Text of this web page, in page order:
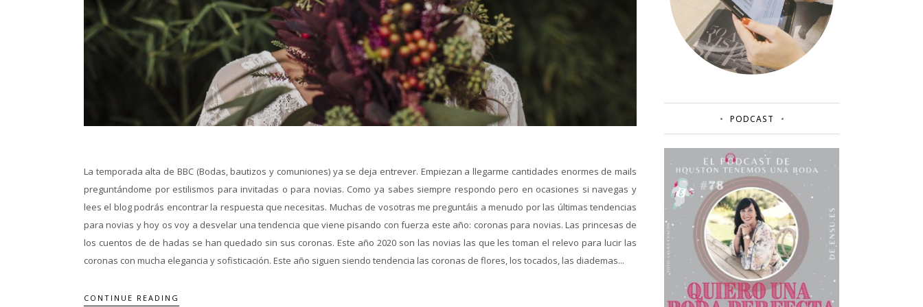
La temporada alta de BBC (Bodas, bautizos y comuniones) ya se deja entrever. Empiezan a llegarme cantidades enormes de mails
preguntándome por estilismos para invitadas o para novias. Como ya sabes siempre respondo pero en ocasiones si navegas y
lees el blog podrás encontrar la respuesta que necesitas. Muchas de vosotras me preguntáis a menudo por las últimas tendencias
para novias y hoy os voy a desvelar una tendencia que viene pisando con fuerza este año: coronas para novias. Las princesas de
los cuentos de de hadas se han quedado sin sus coronas. Este año 2020 son las novias las que les toman el relevo para lucir las
coronas con mucha elegancia y sofisticación. Este año siguen siendo tendencia las coronas de flores, los tocados, las diademas...
CONTINUE READING
PODCAST